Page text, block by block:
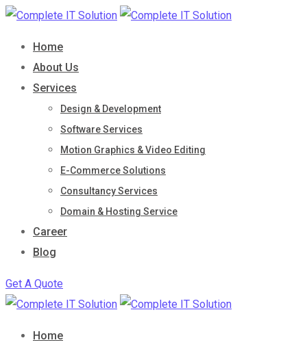
Skip
content
Home
About Us
Services
Design & Development
Software Services
Motion Graphics & Video Editing
E-Commerce Solutions
Consultancy Services
Domain & Hosting Service
Career
Blog
Get A Quote
Home